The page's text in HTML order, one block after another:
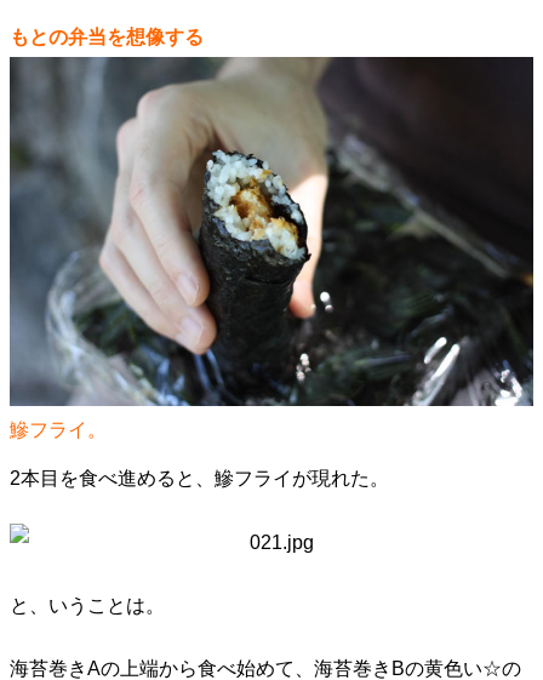
もとの弁当を想像する
鰺フライ。
2本目を食べ進めると、鰺フライが現れた。
と、いうことは。
海苔巻きAの上端から食べ始めて、海苔巻きBの黄色い☆の